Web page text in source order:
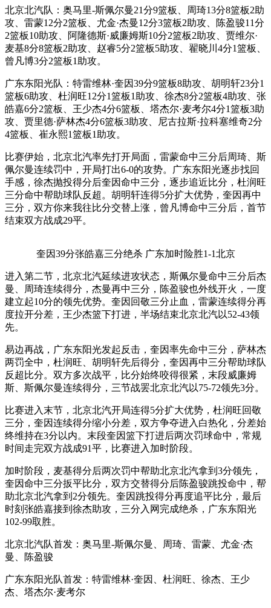
北京北汽队：奥马里-斯佩尔曼21分9篮板、周琦13分8篮板2助
攻、雷蒙12分2篮板、尤金·杰曼12分3篮板2助攻、陈盈骏11分
2篮板10助攻、阿隆德斯·威廉姆斯10分2篮板2助攻、贾维尔·
麦基8分8篮板2助攻、赵睿5分2篮板5助攻、翟晓川4分1篮板、
曾凡博3分2篮板1助攻。
广东东阳光队：特雷维林·奎因39分9篮板8助攻、胡明轩23分1
篮板6助攻、杜润旺12分1篮板1助攻、徐杰8分2篮板4助攻、张
皓嘉6分2篮板、王少杰4分6篮板、塔杰尔·麦考尔4分1篮板3助
攻、贾里德·萨林杰4分6篮板3助攻、尼古拉斯·拉科塞维奇2分
4篮板、崔永熙1篮板1助攻。
比赛伊始，北京北汽率先打开局面，雷蒙命中三分后周琦、斯
佩尔曼连续罚中，开局打出6-0的攻势。广东东阳光逐步找回
手感，徐杰抛投得分后奎因命中三分，逐步追近比分，杜润旺
三分命中帮助球队反超。胡明轩连得5分扩大优势，奎因再中
三分，双方你来我往比分交替上涨，曾凡博命中三分后，首节
结束双方战成29平。
奎因39分张皓嘉三分绝杀 广东加时险胜1-1北京
进入第二节，北京北汽延续进攻状态，斯佩尔曼命中三分后杰
曼、周琦连续得分，杰曼再中三分，陈盈骏也外线开火，一度
建立起10分的领先优势。奎因回敬三分止血，雷蒙连续得分再
度拉开分差，王少杰篮下打进，半场结束北京北汽以52-43领
先。
易边再战，广东东阳光发起反击，奎因率先命中三分，萨林杰
两罚全中，杜润旺、胡明轩先后得分，奎因再中三分帮助球队
反超比分。双方多次战平，比分始终咬得很紧，末段威廉姆
斯、斯佩尔曼连续得分，三节战罢北京北汽以75-72领先3分。
比赛进入末节，北京北汽开局连得5分扩大优势，杜润旺回敬
三分，奎因连续得分缩小分差，双方争夺进入白热化，分差始
终维持在3分以内。末段奎因篮下打进后两次罚球命中，常规
时间走完双方战成91平，比赛进入加时阶段。
加时阶段，麦基得分后两次罚中帮助北京北汽拿到3分领先，
奎因命中三分扳平比分，双方交替得分后陈盈骏跳投命中，帮
助北京北汽拿到2分领先。奎因跳投得分再度追平比分，最后
时刻张皓嘉接到徐杰助攻，三分入网完成绝杀，广东东阳光
102-99取胜。
北京北汽队首发：奥马里-斯佩尔曼、周琦、雷蒙、尤金·杰
曼、陈盈骏
广东东阳光队首发：特雷维林·奎因、杜润旺、徐杰、王少
杰、塔杰尔·麦考尔